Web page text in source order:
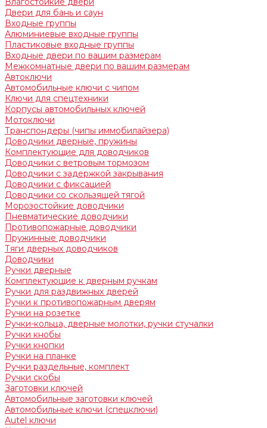
Двери для бань и саун
Входные группы
Алюминиевые входные группы
Пластиковые входные группы
Входные двери по вашим размерам
Межкомнатные двери по вашим размерам
Автоключи
Автомобильные ключи с чипом
Ключи для спецтехники
Корпусы автомобильных ключей
Мотоключи
Транспондеры (чипы иммобилайзера)
Доводчики дверные, пружины
Комплектующие для доводчиков
Доводчики с ветровым тормозом
Доводчики с задержкой закрывания
Доводчики с фиксацией
Доводчики со скользящей тягой
Морозостойкие доводчики
Пневматические доводчики
Противопожарные доводчики
Пружинные доводчики
Тяги дверных доводчиков
Доводчики
Ручки дверные
Комплектующие к дверным ручкам
Ручки для раздвижных дверей
Ручки к противопожарным дверям
Ручки на розетке
Ручки-кольца, дверные молотки, ручки стучалки
Ручки кнобы
Ручки кнопки
Ручки на планке
Ручки раздельные, комплект
Ручки скобы
Заготовки ключей
Автомобильные заготовки ключей
Автомобильные ключи (спецключи)
Autel ключи